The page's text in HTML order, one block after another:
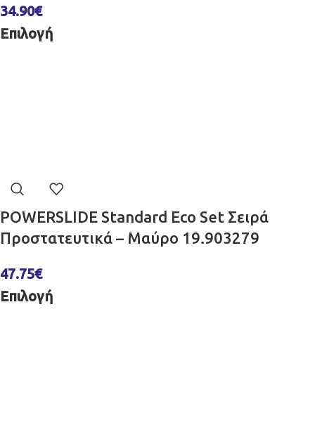
34.90€
Επιλογή
POWERSLIDE Standard Eco Set Σειρά
Προστατευτικά – Μαύρο 19.903279
47.75€
Επιλογή